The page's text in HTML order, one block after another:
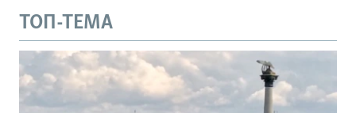
ТОП-ТЕМА